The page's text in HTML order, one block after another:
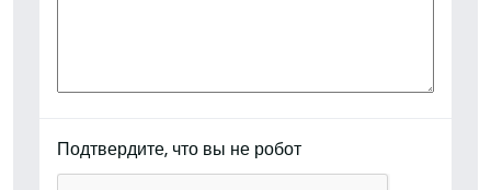
Подтвердите, что вы не робот